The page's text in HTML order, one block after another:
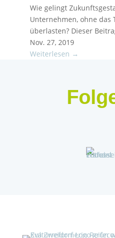
Wie gelingt
Unternehmen, ohne das
überlasten? Dieser
Nov. 27, 2019
Weiterlesen →